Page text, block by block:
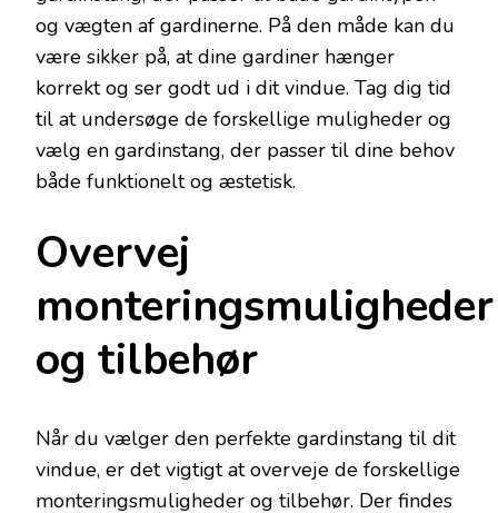
og vægten af gardinerne. På den måde kan du
være sikker på, at dine gardiner hænger
korrekt og ser godt ud i dit vindue. Tag dig tid
til at undersøge de forskellige muligheder og
vælg en gardinstang, der passer til dine behov
både funktionelt og æstetisk.
Overvej
monteringsmuligheder
og tilbehør
Når du vælger den perfekte gardinstang til dit
vindue, er det vigtigt at overveje de forskellige
monteringsmuligheder og tilbehør. Der findes